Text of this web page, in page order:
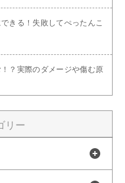
きる！失敗してぺったんこ
？実際のダメージや傷む原
リー